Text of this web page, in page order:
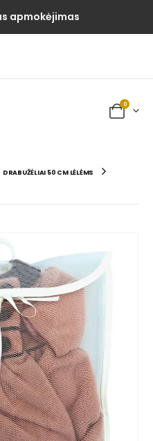
apmokėjimas
0
DRABUŽĖLIAI 50 CM LĖLĖMS